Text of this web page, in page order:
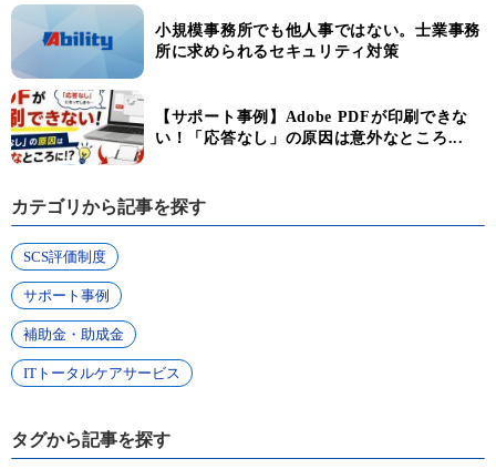
小規模事務所でも他人事ではない。士業事務
所に求められるセキュリティ対策
【サポート事例】Adobe PDFが印刷できな
い！「応答なし」の原因は意外なところ...
カテゴリから記事を探す
SCS評価制度
サポート事例
補助金・助成金
ITトータルケアサービス
タグから記事を探す